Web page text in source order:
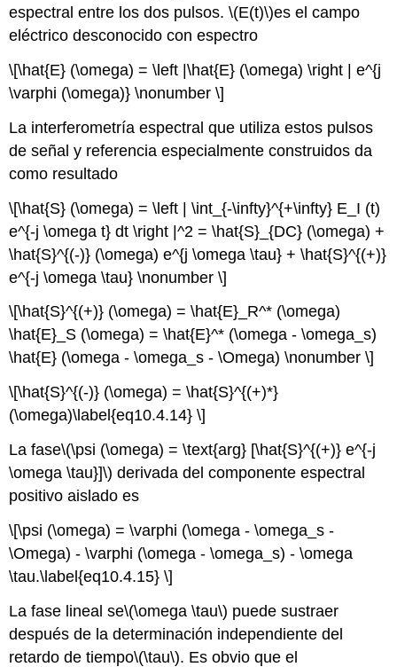
espectral entre los dos pulsos.\(E(t)\)es el campo
eléctrico desconocido con espectro
\[\hat{E} (\omega) = \left |\hat{E} (\omega) \right | e^{j
\varphi (\omega)} \nonumber \]
La interferometría espectral que utiliza estos pulsos
de señal y referencia especialmente construidos da
como resultado
\[\hat{S} (\omega) = \left | \int_{-\infty}^{+\infty} E_I (t)
e^{-j \omega t} dt \right |^2 = \hat{S}_{DC} (\omega) +
\hat{S}^{(-)} (\omega) e^{j \omega \tau} + \hat{S}^{(+)}
e^{-j \omega \tau} \nonumber \]
\[\hat{S}^{(+)} (\omega) = \hat{E}_R^* (\omega)
\hat{E}_S (\omega) = \hat{E}^* (\omega - \omega_s)
\hat{E} (\omega - \omega_s - \Omega) \nonumber \]
\[\hat{S}^{(-)} (\omega) = \hat{S}^{(+)*}
(\omega)\label{eq10.4.14} \]
La fase\(\psi (\omega) = \text{arg} [\hat{S}^{(+)} e^{-j
\omega \tau}]\) derivada del componente espectral
positivo aislado es
\[\psi (\omega) = \varphi (\omega - \omega_s -
\Omega) - \varphi (\omega - \omega_s) - \omega
\tau.\label{eq10.4.15} \]
La fase lineal se\(\omega \tau\) puede sustraer
después de la determinación independiente del
retardo de tiempo\(\tau\). Es obvio que el